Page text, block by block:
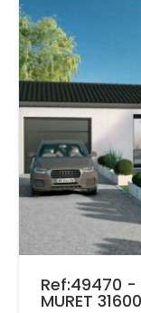
Ref:49470 -
MURET 31600